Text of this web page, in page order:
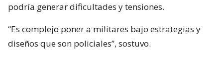
podría generar dificultades y tensiones.
“Es complejo poner a militares bajo estrategias y
diseños que son policiales”, sostuvo.